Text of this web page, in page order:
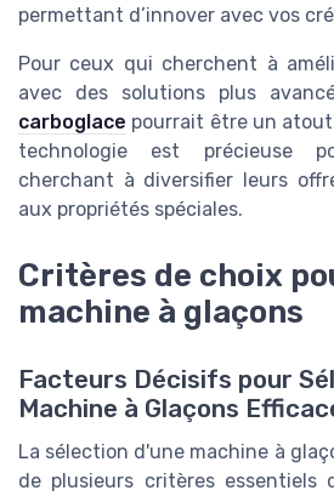
permettant d’innover avec vos
Pour ceux qui cherchent à
avec des solutions plus
carboglace pourrait être un
technologie est précieuse
cherchant à diversifier leurs
aux propriétés spéciales.
Critères de choix
machine à glaçons
Facteurs Décisifs pour
Machine à Glaçons
La sélection d'une machine à
de plusieurs critères essentiels